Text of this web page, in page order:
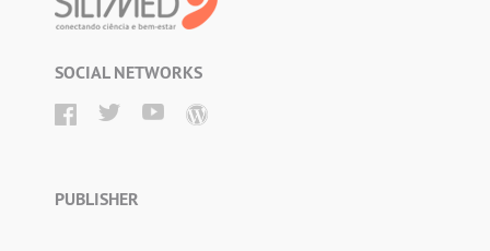
SOCIAL NETWORKS
PUBLISHER